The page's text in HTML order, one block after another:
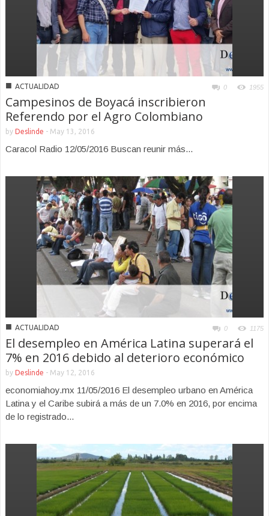
■ ACTUALIDAD 0 1955
Campesinos de Boyacá inscribieron
Referendo por el Agro Colombiano
by Deslinde - May 13, 2016
Caracol Radio 12/05/2016 Buscan reunir más...
■ ACTUALIDAD 0 1175
El desempleo en América Latina superará el
7% en 2016 debido al deterioro económico
by Deslinde - May 12, 2016
economiahoy.mx 11/05/2016 El desempleo urbano en América
Latina y el Caribe subirá a más de un 7.0% en 2016, por encima
de lo registrado...